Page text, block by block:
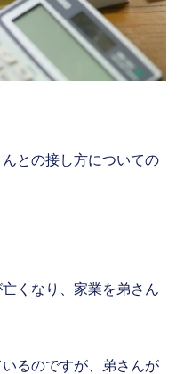
との接し方についての
くなり、家業を弟さん
るのですが、弟さんが